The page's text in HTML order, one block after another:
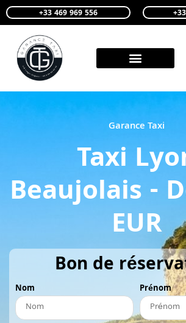
+33 469 969 556
Garance Taxi
Taxi
Beaujolais -
EUR
Bon de
Nom Prénom